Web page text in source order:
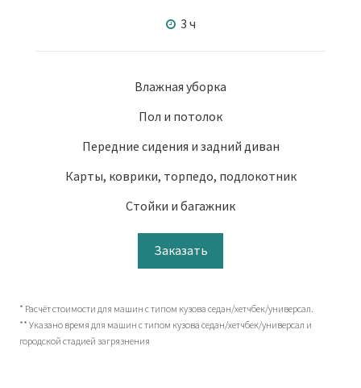
3 ч
Влажная уборка
Пол и потолок
Передние сидения и задний диван
Карты, коврики, торпедо, подлокотник
Стойки и багажник
Заказать
* Расчёт стоимости для машин с типом кузова седан/хетчбек/универсал.
** Указано время для машин с типом кузова седан/хетчбек/универсал и
городской стадией загрязнения